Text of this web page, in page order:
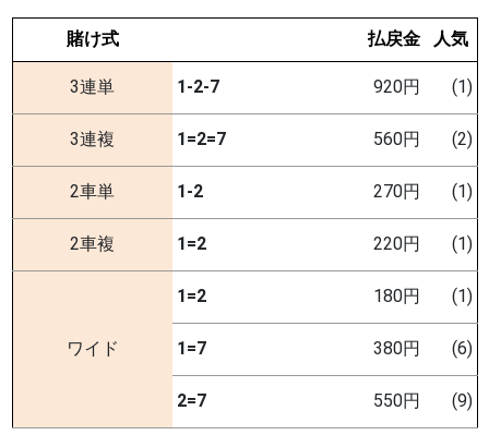
賭け式 払戻金 人気
3連単 1-2-7 920円 (1)
3連複 1=2=7 560円 (2)
2車単 1-2 270円 (1)
2車複 1=2 220円 (1)
ワイド
1=2 180円 (1)
1=7 380円 (6)
2=7 550円 (9)